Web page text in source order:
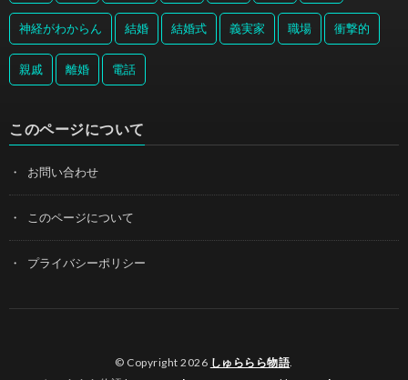
神経がわからん 結婚 結婚式 義実家 職場 衝撃的
親戚 離婚 電話
このページについて
お問い合わせ
このページについて
プライバシーポリシー
© Copyright 2026 しゅららら物語.